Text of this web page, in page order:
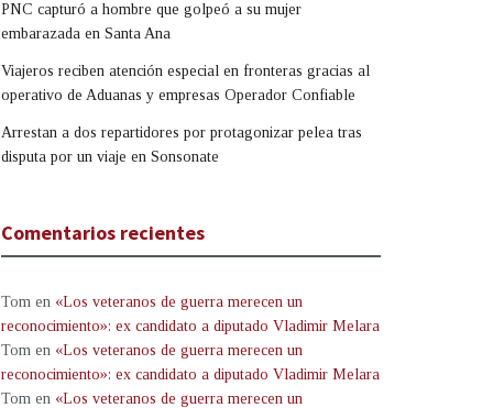
PNC capturó a hombre que golpeó a su mujer
embarazada en Santa Ana
Viajeros reciben atención especial en fronteras gracias al
operativo de Aduanas y empresas Operador Confiable
Arrestan a dos repartidores por protagonizar pelea tras
disputa por un viaje en Sonsonate
Comentarios recientes
Tom en «Los veteranos de guerra merecen un
reconocimiento»: ex candidato a diputado Vladimir Melara
Tom en «Los veteranos de guerra merecen un
reconocimiento»: ex candidato a diputado Vladimir Melara
Tom en «Los veteranos de guerra merecen un